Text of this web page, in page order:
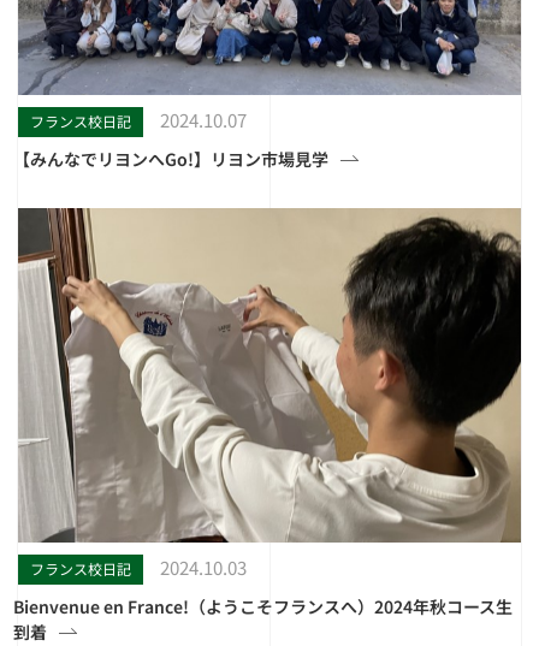
フランス校日記 2024.10.07
【みんなでリヨンへGo!】リヨン市場見学
フランス校日記 2024.10.03
Bienvenue en France!（ようこそフランスへ）2024年秋コース生
到着